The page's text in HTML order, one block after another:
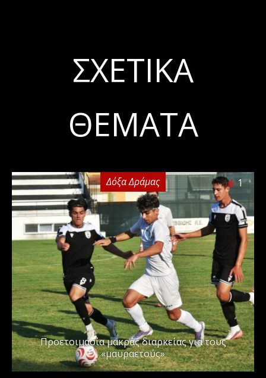
ΣΧΕΤΙΚΆ
ΘΈΜΑΤΑ
Δόξα Δράμας 1
Προετοιμασία μακράς διαρκείας για τους
«μαυραετούς»